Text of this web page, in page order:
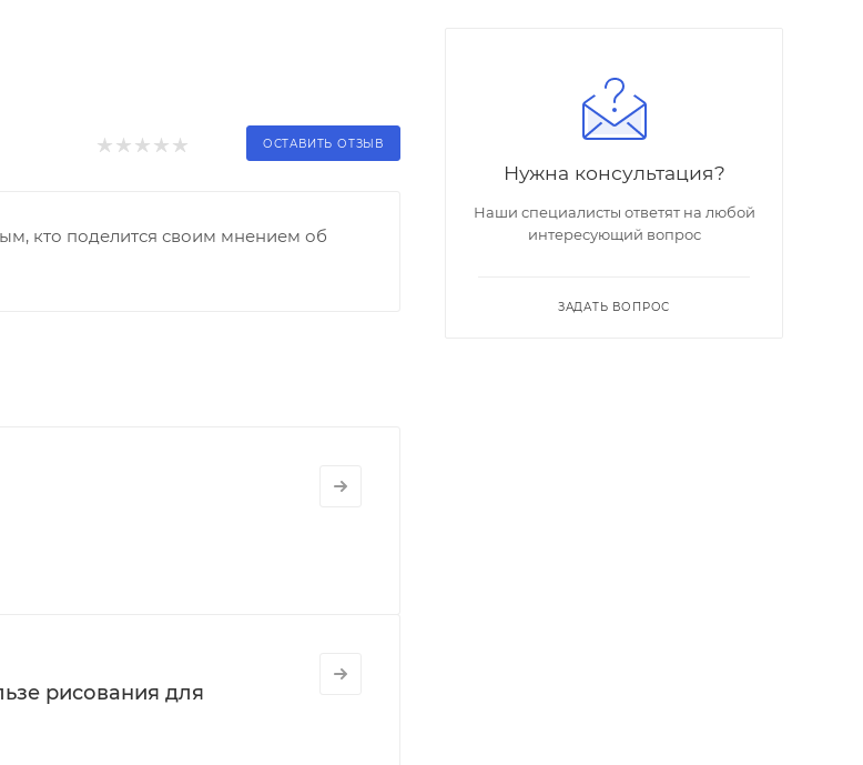
ОСТАВИТЬ ОТЗЫВ
кто поделится своим мнением об
рисования для
Нужна консультация?
Наши специалисты ответят на любой
интересующий вопрос
ЗАДАТЬ ВОПРОС